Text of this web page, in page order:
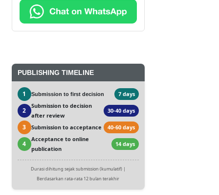
PUBLISHING TIMELINE
1 Submission to first decision 7 days
2
Submission to decision
after review
30-40 days
3 Submission to acceptance 40-60 days
4
Acceptance to online
publication
14 days
Durasi dihitung sejak submission (kumulatif) |
Berdasarkan rata-rata 12 bulan terakhir